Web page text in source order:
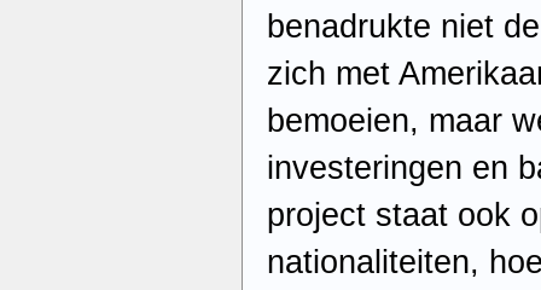
benadrukte niet
zich met
bemoeien, maar
investeringen en
project staat ook
nationaliteiten,